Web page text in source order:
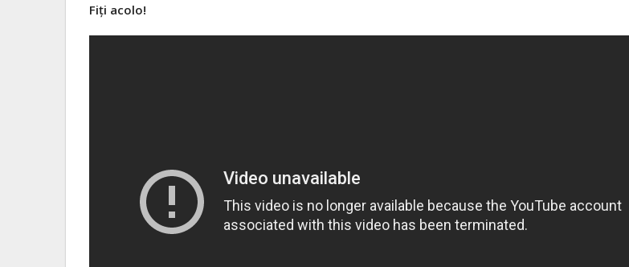
Fiți acolo!